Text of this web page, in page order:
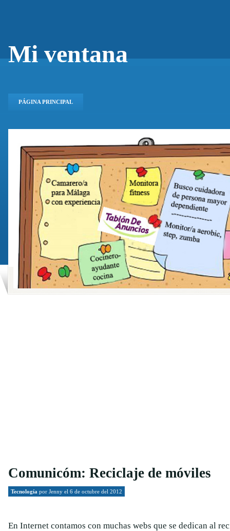
Mi ventana
PÁGINA PRINCIPAL
Comunicóm: Reciclaje de móviles
Tecnología por Jenny el 6 de octubre del 2012
En Internet contamos con muchas webs que se dedican al